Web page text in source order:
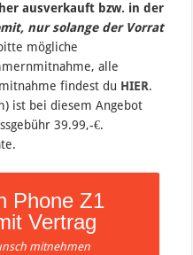
ausverkauft bzw. in der
nur solange der Vorrat
mögliche
alle
findest du HIER.
ist bei diesem Angebot
39.99,-€.
Phone Z1
Vertrag
mitnehmen